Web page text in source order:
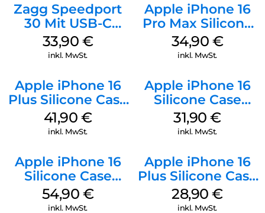
Zagg Speedport
30 Mit USB-C
Kabel Weiß
33,90 €
inkl. MwSt.
Apple iPhone 16
Pro Max Silicone
Case MagSafe
Denim
34,90 €
inkl. MwSt.
Apple iPhone 16
Plus Silicone Case
MagSafe Stone
Gray
41,90 €
inkl. MwSt.
Apple iPhone 16
Silicone Case
MagSafe Fuchsia
31,90€
inkl. MwSt.
Apple iPhone 16
Silicone Case
MagSafe Black
54,90 €
inkl. MwSt.
Apple iPhone 16
Plus Silicone Case
MagSafe Black
28,90€
inkl. MwSt.